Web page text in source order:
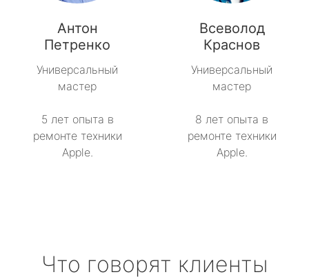
Антон
Петренко
Универсальный
мастер
5 лет опыта в
ремонте техники
Apple.
Всеволод
Краснов
Универсальный
мастер
8 лет опыта в
ремонте техники
Apple.
Что говорят клиенты